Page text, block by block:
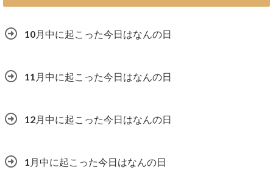
10月中に起こった今日はなんの日
11月中に起こった今日はなんの日
12月中に起こった今日はなんの日
1月中に起こった今日はなんの日